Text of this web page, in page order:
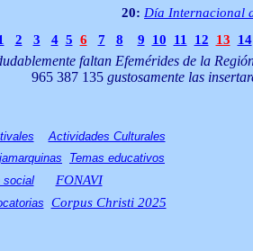
20: Día Internacional
2 3 4 5 6 7 8 9 10 11 12 13 14
faltan Efemérides de la
965 387 135 gustosamente las
Actividades Culturales
Temas educativos
social
FONAVI
Corpus Christi 2025